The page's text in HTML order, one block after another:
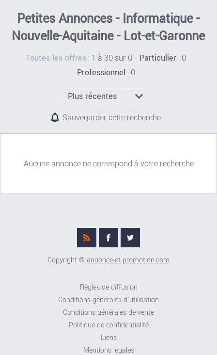
Petites Annonces - Informatique -
Nouvelle-Aquitaine - Lot-et-Garonne
Toutes les offres : 1 à 30 sur 0 Particulier : 0
Professionnel : 0
Sauvegarder cette recherche
Aucune annonce ne correspond à votre recherche
Copyright © annonce-et-promotion.com
Règles de diffusion
Conditions générales d'utilisation
Conditions générales de vente
Politique de confidentialité
Liens
Mentions légales